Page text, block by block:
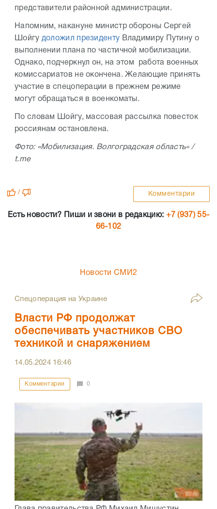
представители районной администрации.
Напомним, накануне министр обороны Сергей
Шойгу доложил президенту Владимиру Путину о
выполнении плана по частичной мобилизации.
Однако, подчеркнул он, на этом работа военных
комиссариатов не окончена. Желающие принять
участие в спецоперации в прежнем режиме
могут обращаться в военкоматы.
По словам Шойгу, массовая рассылка повесток
россиянам остановлена.
Фото: «Мобилизация. Волгоградская область» /
t.me
/ Комментарии
Есть новости? Пиши и звони в редакцию: +7 (937) 55-
66-102
Новости СМИ2
Спецоперация на Украине
Власти РФ продолжат
обеспечивать участников СВО
техникой и снаряжением
14.05.2024 16:46
Комментарии 0